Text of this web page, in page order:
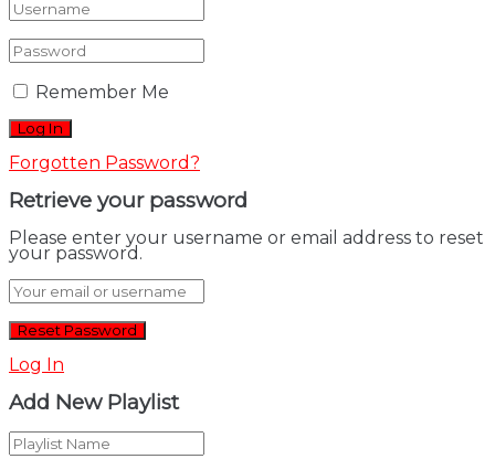
Remember Me
Forgotten Password?
Retrieve your password
Please enter your username or email address to reset
your password.
Log In
Add New Playlist